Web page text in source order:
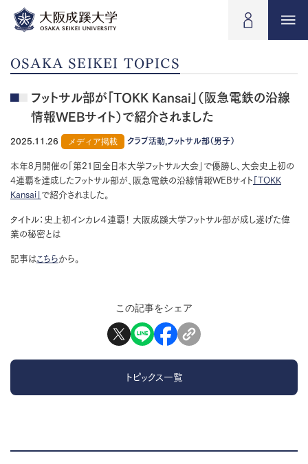
OSAKA SEIKEI TOPICS
フットサル部が「TOKK Kansai」（阪急電鉄の沿線
情報WEBサイト）で紹介されました
2025.11.26 メディア掲載 クラブ活動,フットサル部（男子）
本年8月開催の「第21回全日本大学フットサル大会」で優勝し、大会史上初の
4連覇を達成したフットサル部が、阪急電鉄の沿線情報WEBサイト 「TOKK
Kansai」 で紹介されました。
タイトル：史上初インカレ４連覇！ 大阪成蹊大学フットサル部が成し遂げた偉
業の秘密とは
記事はこちらから。
この記事をシェア
トピックス一覧